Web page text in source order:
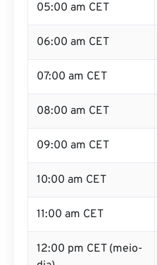
05:00 am CET
06:00 am CET
07:00 am CET
08:00 am CET
09:00 am CET
10:00 am CET
11:00 am CET
12:00 pm CET (meio-